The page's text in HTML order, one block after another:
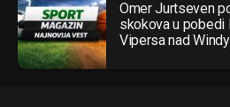
Omer Jurtseven
skokova u pobedi
Vipersa nad